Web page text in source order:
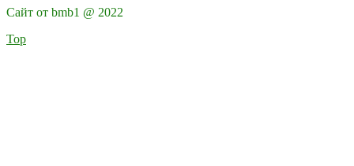
Сайт от bmb1 @ 2022
Top